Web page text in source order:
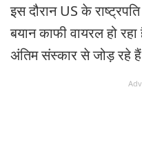
इस दौरान US के
बयान काफी वायरल हो
अंतिम संस्कार से जोड़ रहे